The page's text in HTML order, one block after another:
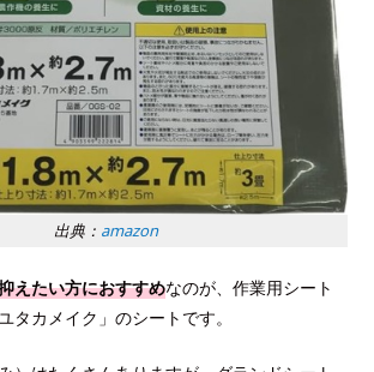
出典： amazon
えたい方におすすめなのが、作業用シート
タカメイク」のシートです。